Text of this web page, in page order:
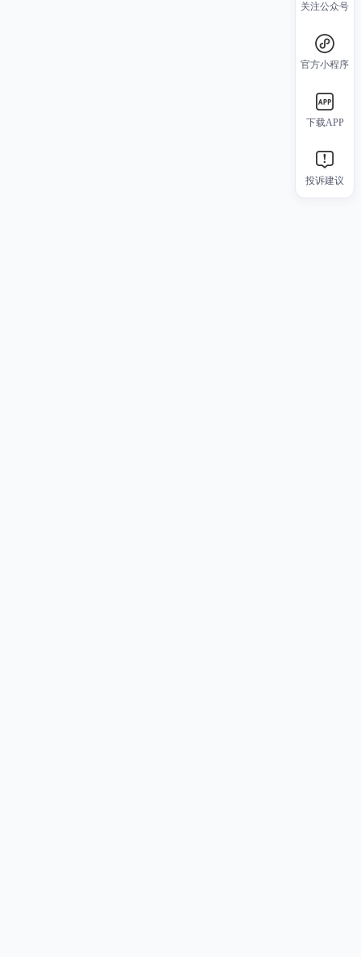
关注公众号
官方小程序
下载APP
投诉建议